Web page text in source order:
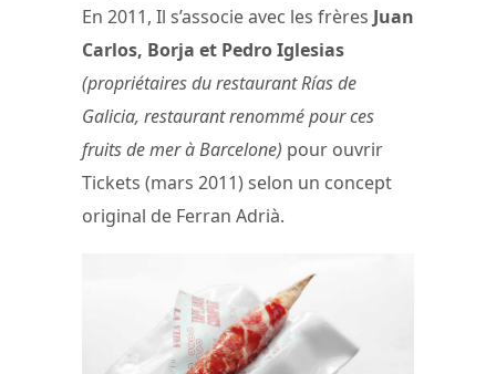
En 2011, Il s’associe avec les frères Juan
Carlos, Borja et Pedro Iglesias
(propriétaires du restaurant Rías de
Galicia, restaurant renommé pour ces
fruits de mer à Barcelone) pour ouvrir
Tickets (mars 2011) selon un concept
original de Ferran Adrià.